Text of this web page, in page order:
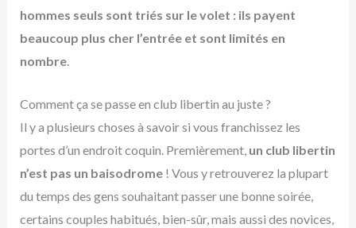
hommes seuls sont triés sur le volet : ils payent
beaucoup plus cher l’entrée et sont limités en
nombre.
Comment ça se passe en club libertin au juste ?
Il y a plusieurs choses à savoir si vous franchissez les
portes d’un endroit coquin. Premièrement, un club libertin
n’est pas un baisodrome! Vous y retrouverez la plupart
du temps des gens souhaitant passer une bonne soirée,
certains couples habitués, bien-sûr, mais aussi des novices,